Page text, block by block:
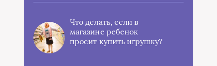
Что делать, если в
магазине ребенок
просит купить игрушку?